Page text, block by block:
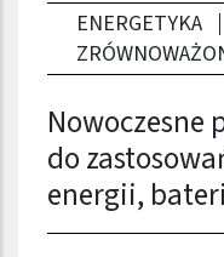
ENERGETYKA
Nowoczesne
do
energii,